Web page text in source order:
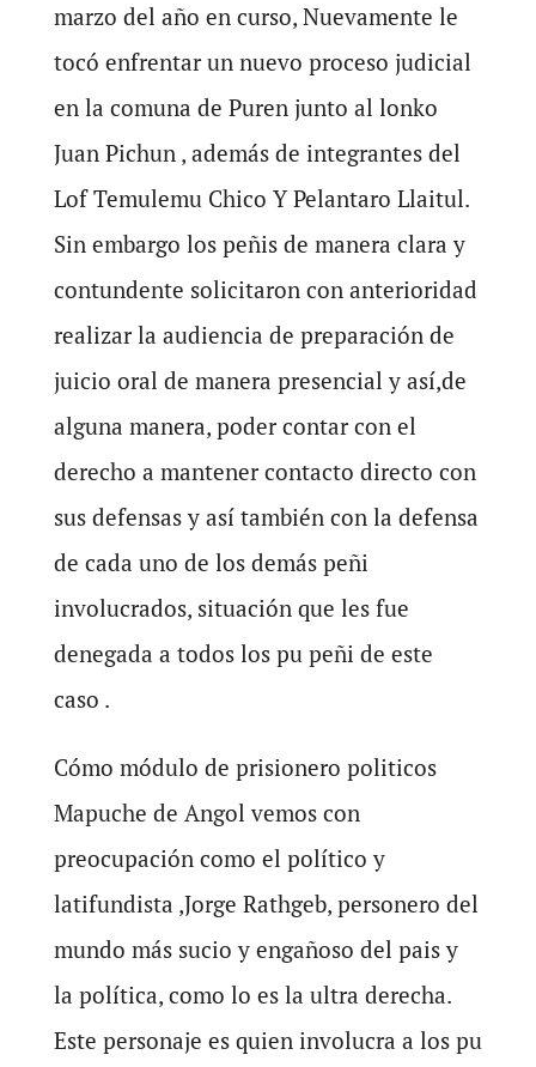
marzo del año en curso, Nuevamente le
tocó enfrentar un nuevo proceso judicial
en la comuna de Puren junto al lonko
Juan Pichun , además de integrantes del
Lof Temulemu Chico Y Pelantaro Llaitul.
Sin embargo los peñis de manera clara y
contundente solicitaron con anterioridad
realizar la audiencia de preparación de
juicio oral de manera presencial y así,de
alguna manera, poder contar con el
derecho a mantener contacto directo con
sus defensas y así también con la defensa
de cada uno de los demás peñi
involucrados, situación que les fue
denegada a todos los pu peñi de este
caso .
Cómo módulo de prisionero politicos
Mapuche de Angol vemos con
preocupación como el político y
latifundista ,Jorge Rathgeb, personero del
mundo más sucio y engañoso del pais y
la política, como lo es la ultra derecha.
Este personaje es quien involucra a los pu